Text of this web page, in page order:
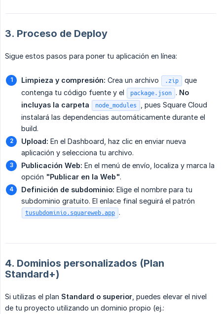
3. Proceso de Deploy
Sigue estos pasos para poner tu aplicación en línea:
Limpieza y compresión: Crea un archivo .zip
que
contenga tu código fuente y el
package.json . No
incluyas la carpeta
node_modules
, pues Square Cloud
instalará las dependencias automáticamente durante el
build.
Upload: En el Dashboard, haz clic en enviar nueva
aplicación y selecciona tu archivo.
Publicación Web: En el menú de envío, localiza y marca la
opción "Publicar en la Web".
Definición de subdominio: Elige el nombre para tu
subdominio gratuito. El enlace final seguirá el patrón
tusubdominio.squareweb.app .
4. Dominios personalizados (Plan
Standard+)
Si utilizas el plan Standard o superior , puedes elevar el nivel
de tu proyecto utilizando un dominio propio (ej.: